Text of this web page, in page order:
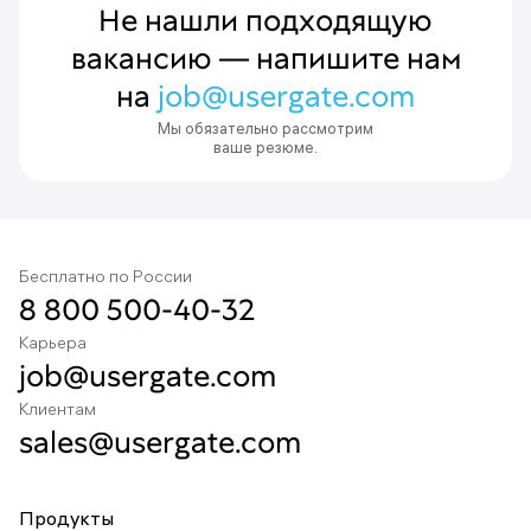
Не нашли подходящую
вакансию — напишите нам
на job@usergate.com
Мы обязательно рассмотрим
ваше резюме.
Бесплатно по России
8 800 500-40-32
Карьера
job@usergate.com
Клиентам
sales@usergate.com
Продукты